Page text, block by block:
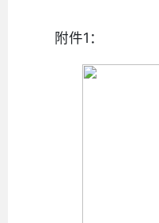
附件1：